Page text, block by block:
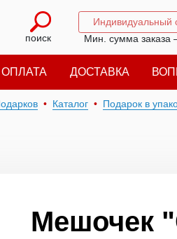
поиск
Индивидуальный
Мин. сумма заказа
ОПЛАТА ДОСТАВКА
Каталог
Подарок в
Мешочек